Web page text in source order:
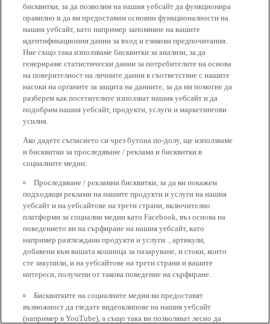
бисквитки, за да позволим на нашия уебсайт да функционира
правилно и да ви предоставим основни функционалности на
нашия уебсайт, като например запомняне на вашите
идентификационни данни за вход и езикови предпочитания.
Ние също така използваме бисквитки за анализи, за да
генерираме статистически данни за потребителите на основа
на поверителност на личните данни в съответствие с нашите
насоки на органите за защита на данните, за да ни помогне да
разберем как посетителите използват нашия уебсайт и да
подобрим нашия уебсайт, продукти, услуги и маркетингови
усилия.
Ако дадете съгласието си чрез бутона по-долу, ще използваме
и бисквитки за проследяване / реклама и бисквитки в
социалните медии:
Проследяване / рекламни бисквитки, за да ви покажем
подходящи реклами на нашите продукти и услуги на нашия
уебсайт и на уебсайтове на трети страни, включително
платформи за социални медии като Facebook, въз основа на
поведението ви на сърфиране на нашия уебсайт, като
например разглеждани продукти и услуги. , артикули,
добавени към вашата кошница за пазаруване, и стоки, които
сте закупили, и на уебсайтове на трети страни и вашите
интереси, получени от такова поведение на сърфиране.
Бисквитките на социалните медии ви предоставят
възможност да гледате видеоклипове на нашия уебсайт
(например в YouTube), а също така ви позволяват лесно да